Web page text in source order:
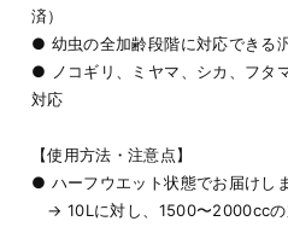
済）
● 幼虫の全加齢段階に対応できる
● ノコギリ、ミヤマ、シカ、フタ
対応
【使用方法・注意点】
● ハーフウエット状態でお届けし
→ 10Lに対し、1500〜2000ccの